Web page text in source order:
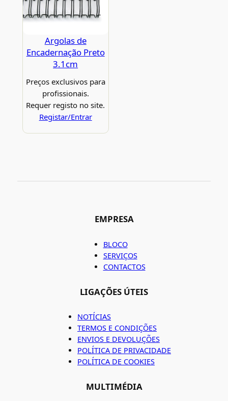
Argolas de
Encadernação Preto
3.1cm
Preços exclusivos para
profissionais.
Requer registo no site.
Registar/Entrar
EMPRESA
BLOCO
SERVIÇOS
CONTACTOS
LIGAÇÕES ÚTEIS
NOTÍCIAS
TERMOS E CONDIÇÕES
ENVIOS E DEVOLUÇÕES
POLÍTICA DE PRIVACIDADE
POLÍTICA DE COOKIES
MULTIMÉDIA